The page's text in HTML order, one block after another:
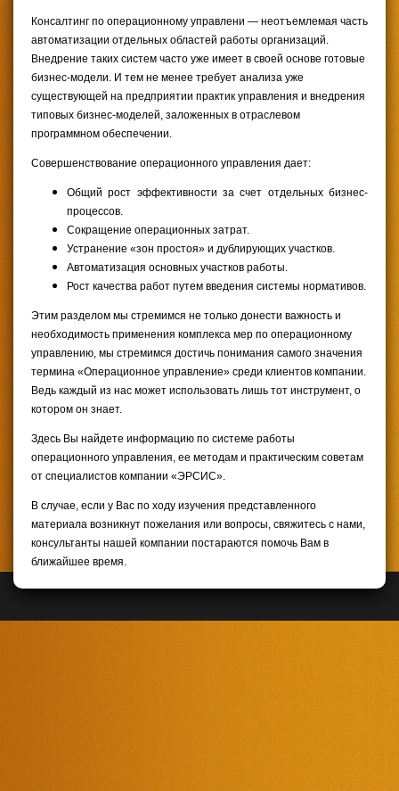
Консалтинг по операционному управлени — неотъемлемая часть
автоматизации отдельных областей работы организаций.
Внедрение таких систем часто уже имеет в своей основе готовые
бизнес-модели. И тем не менее требует анализа уже
существующей на предприятии практик управления и внедрения
типовых бизнес-моделей, заложенных в отраслевом
программном обеспечении.
Совершенствование операционного управления дает:
Общий рост эффективности за счет отдельных бизнес-
процессов.
Сокращение операционных затрат.
Устранение «зон простоя» и дублирующих участков.
Автоматизация основных участков работы.
Рост качества работ путем введения системы нормативов.
Этим разделом мы стремимся не только донести важность и
необходимость применения комплекса мер по операционному
управлению, мы стремимся достичь понимания самого значения
термина «Операционное управление» среди клиентов компании.
Ведь каждый из нас может использовать лишь тот инструмент, о
котором он знает.
Здесь Вы найдете информацию по системе работы
операционного управления, ее методам и практическим советам
от специалистов компании «ЭРСИС».
В случае, если у Вас по ходу изучения представленного
материала возникнут пожелания или вопросы, свяжитесь с нами,
консультанты нашей компании постараются помочь Вам в
ближайшее время.